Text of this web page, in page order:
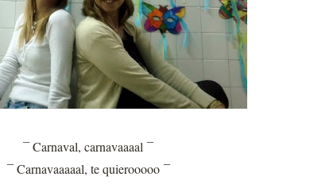
¯ Carnaval, carnavaaaal ¯
¯ Carnavaaaaal, te quierooooo ¯